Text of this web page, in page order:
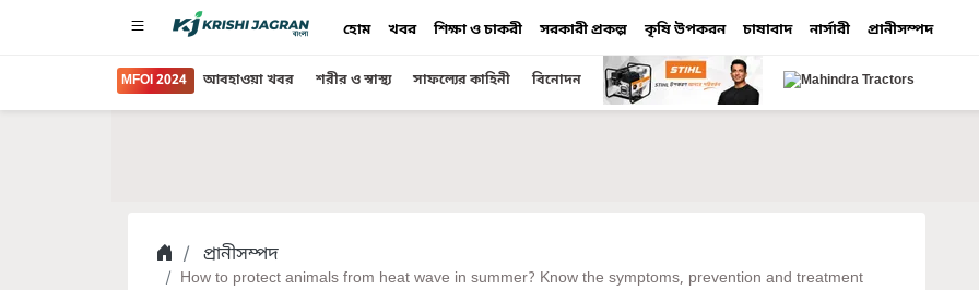
হোম খবর শিক্ষা ও চাকরী সরকারী প্রকল্প কৃষি উপকরন চাষাবাদ নার্সারী প্রানীসম্পদ
MFOI 2024 আবহাওয়া খবর শরীর ও স্বাস্থ্য সাফল্যের কাহিনী বিনোদন
প্রানীসম্পদ
How to protect animals from heat wave in summer? Know the symptoms, prevention and treatment